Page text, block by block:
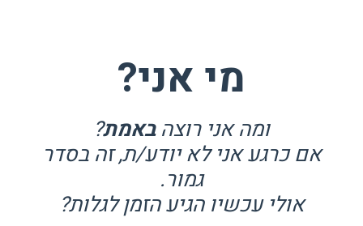
מי אני?
ומה אני רוצהבאמת?
אם כרגע אני לא יודע/ת, זה בסדר
גמור.
אולי עכשיו הגיע הזמן לגלות?